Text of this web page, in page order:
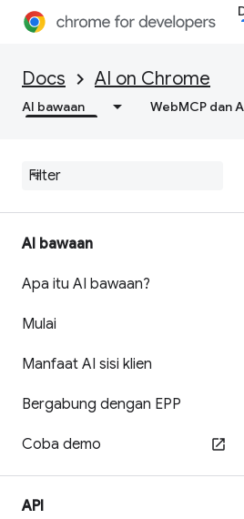
Docs AI on Chrome
AI bawaan WebMCP dan
AI bawaan
Apa itu AI bawaan?
Mulai
Manfaat AI sisi klien
Bergabung dengan EPP
Coba demo
API